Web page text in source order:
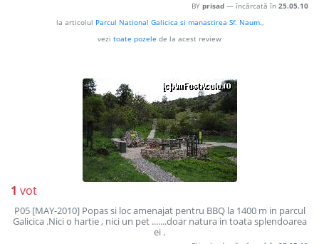
BY prisad — încărcată în 25.05.10
la articolul Parcul National Galicica si manastirea Sf. Naum.,
vezi toate pozele de la acest review
1 vot
P05 [MAY-2010] Popas si loc amenajat pentru BBQ la 1400 m in parcul
Galicica .Nici o hartie , nici un pet .......doar natura in toata splendoarea
ei .